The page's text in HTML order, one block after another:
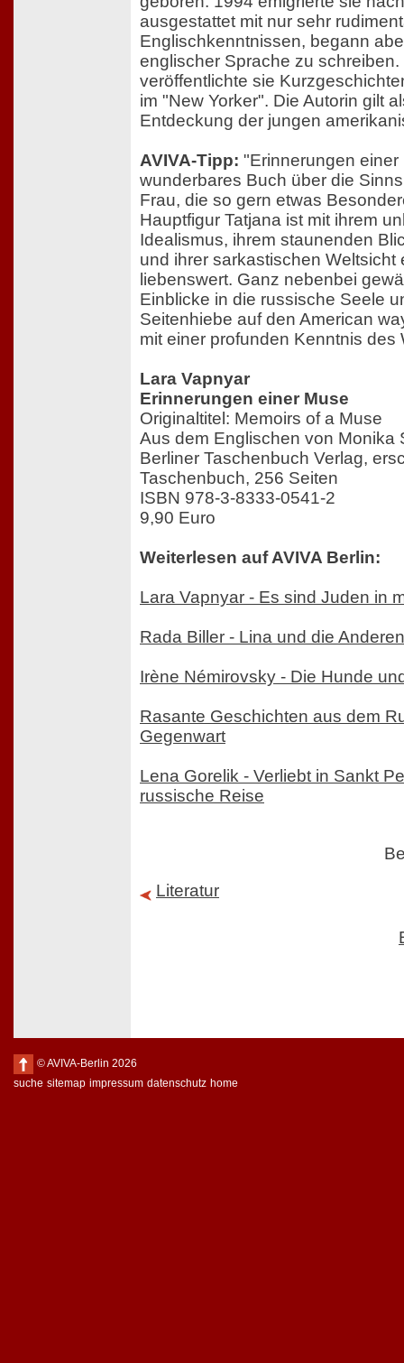
ausgestattet mit nur sehr
Englischkenntnissen, begann
englischer Sprache zu schreiben.
veröffentlichte sie
im "New Yorker". Die Autorin gilt
Entdeckung der jungen
AVIVA-Tipp: "Erinnerungen einer
wunderbares Buch über die
Frau, die so gern etwas
Hauptfigur Tatjana ist mit ihrem
Idealismus, ihrem staunenden
und ihrer sarkastischen Weltsicht
liebenswert. Ganz nebenbei
Einblicke in die russische Seele
Seitenhiebe auf den American
mit einer profunden Kenntnis des
Lara Vapnyar
Erinnerungen einer Muse
Originaltitel: Memoirs of a Muse
Aus dem Englischen von Monika
Berliner Taschenbuch Verlag,
Taschenbuch, 256 Seiten
ISBN 978-3-8333-0541-2
9,90 Euro
Weiterlesen auf AVIVA Berlin:
Lara Vapnyar - Es sind Juden in
Rada Biller - Lina und die Anderen
Irène Némirovsky - Die Hunde
Rasante Geschichten aus dem
Gegenwart
Lena Gorelik - Verliebt in Sankt
russische Reise
Literatur
© AVIVA-Berlin 2026
suche sitemap impressum datenschutz home